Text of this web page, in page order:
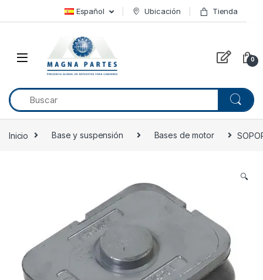
Skip to navigation Español Ubicación Tienda
0
Inicio Base y suspensión Bases de motor
🔍